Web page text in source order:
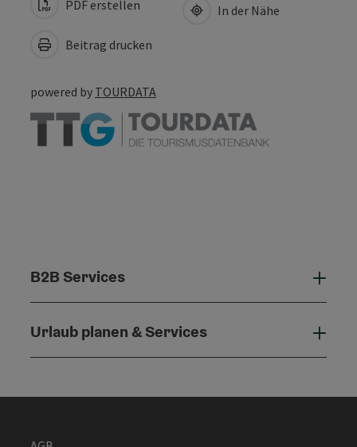
PDF erstellen
Beitrag drucken
In der Nähe
powered by TOURDATA
B2B Services
Urlaub planen & Services